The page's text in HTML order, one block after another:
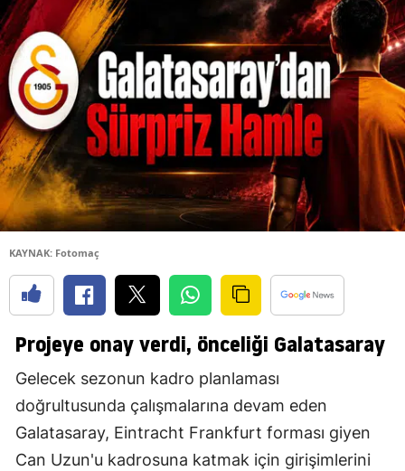
KAYNAK: Fotomaç
Projeye onay verdi, önceliği Galatasaray
Gelecek sezonun kadro planlaması
doğrultusunda çalışmalarına devam eden
Galatasaray, Eintracht Frankfurt forması giyen
Can Uzun'u kadrosuna katmak için girişimlerini